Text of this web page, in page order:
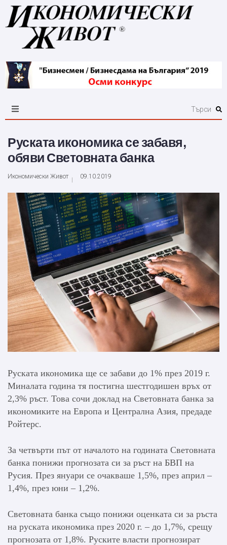
Руската икономика се забавя,
обяви Световната банка
Икономически Живот 09.10.2019
Руската икономика ще се забави до 1% през 2019 г.
Миналата година тя постигна шестгодишен връх от
2,3% ръст. Това сочи доклад на Световната банка за
икономиките на Европа и Централна Азия, предаде
Ройтерс.
За четвърти път от началото на годината Световната
банка понижи прогнозата си за ръст на БВП на
Русия. През януари се очакваше 1,5%, през април –
1,4%, през юни – 1,2%.
Световната банка също понижи оценката си за ръста
на руската икономика през 2020 г. – до 1,7%, срещу
прогнозата от 1,8%. Руските власти прогнозират